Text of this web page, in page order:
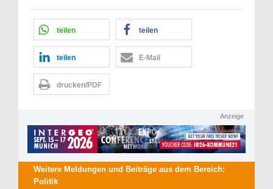
teilen teilen
teilen E-Mail
drucken/PDF
Anzeige
Weitere Meldungen und Beiträge aus dem Bereich:
Politik